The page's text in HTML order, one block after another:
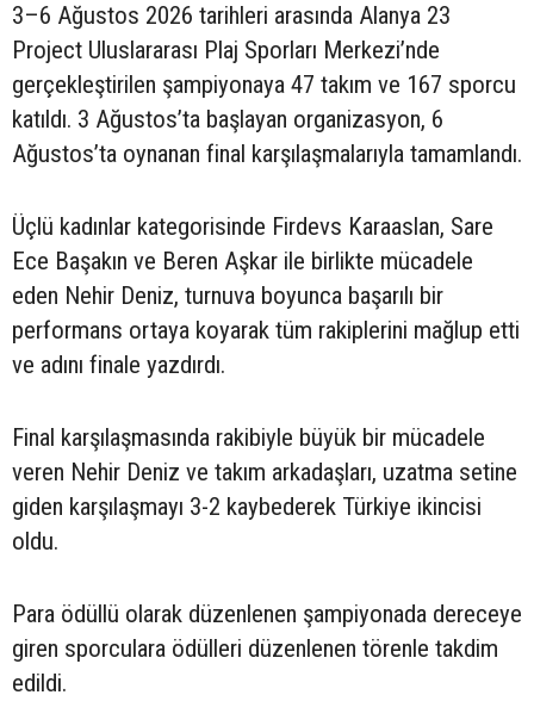
3–6 Ağustos 2026 tarihleri arasında Alanya 23
Project Uluslararası Plaj Sporları Merkezi’nde
gerçekleştirilen şampiyonaya 47 takım ve 167 sporcu
katıldı. 3 Ağustos’ta başlayan organizasyon, 6
Ağustos’ta oynanan final karşılaşmalarıyla tamamlandı.
Üçlü kadınlar kategorisinde Firdevs Karaaslan, Sare
Ece Başakın ve Beren Aşkar ile birlikte mücadele
eden Nehir Deniz, turnuva boyunca başarılı bir
performans ortaya koyarak tüm rakiplerini mağlup etti
ve adını finale yazdırdı.
Final karşılaşmasında rakibiyle büyük bir mücadele
veren Nehir Deniz ve takım arkadaşları, uzatma setine
giden karşılaşmayı 3-2 kaybederek Türkiye ikincisi
oldu.
Para ödüllü olarak düzenlenen şampiyonada dereceye
giren sporculara ödülleri düzenlenen törenle takdim
edildi.